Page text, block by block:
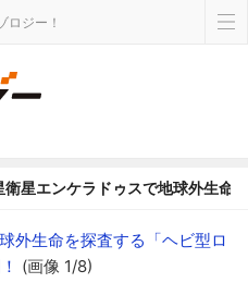
ロジー！
衛星エンケラドゥスで地球外生命
外生命を探査する「ヘビ型ロ
(画像 1/8)